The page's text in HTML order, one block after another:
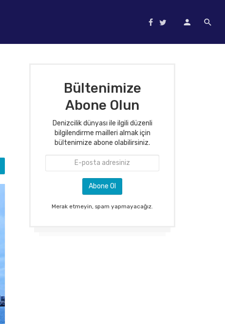
Bültenimize
Abone Olun
Denizcilik dünyası ile ilgili düzenli
bilgilendirme mailleri almak için
bültenimize abone olabilirsiniz.
Merak etmeyin, spam yapmayacağız.